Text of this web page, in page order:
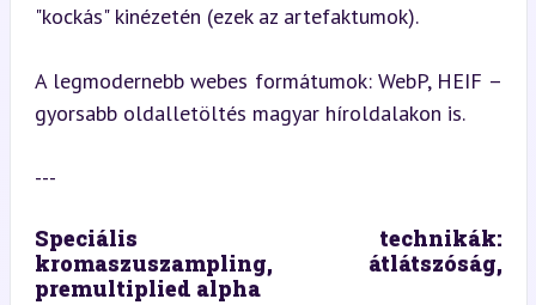
"kockás" kinézetén (ezek az artefaktumok).
A legmodernebb webes formátumok: WebP, HEIF –
gyorsabb oldalletöltés magyar híroldalakon is.
---
Speciális technikák:
kromaszuszampling, átlátszóság,
premultiplied alpha